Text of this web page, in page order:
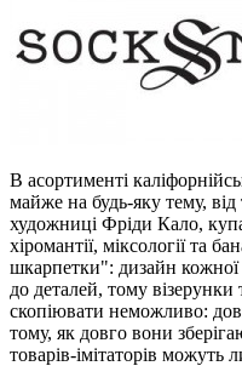
В асортименті
майже на будь-яку тему, від
художниці Фріди Кало,
хіромантії, міксології та
шкарпетки": дизайн
до деталей, тому
скопіювати неможливо:
тому, як довго вони
товарів-імітаторів можуть